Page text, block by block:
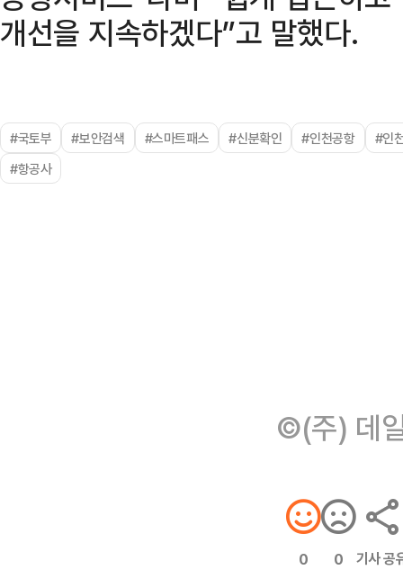
개선을 지속하겠다”고 말했다.
#국토부 #보안검색 #스마트패스 #신분확인 #인천공항
#인
#항공사
©(주) 데
0 0 기사 공